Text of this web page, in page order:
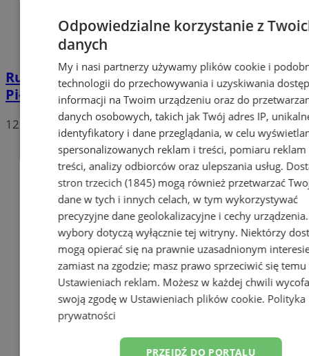
Ruch Chorzów ma nowego napastnika.
Piłkarza wypożyczono ze Ślęzy Wrocław
12 stycznia 2022, 18:18
Odpowiedzialne korzystanie z
danych
My i nasi partnerzy używamy plików cookie i
technologii do przechowywania i uzyskiwania
informacji na Twoim urządzeniu oraz do
danych osobowych, takich jak Twój adres IP,
identyfikatory i dane przeglądania, w celu
spersonalizowanych reklam i treści, pomiaru reklam
treści, analizy odbiorców oraz ulepszania usług.
stron trzecich (1845)mogą również przetwarzać
dane w tych i innych celach, w tym wykorzystywać
precyzyjne dane geolokalizacyjne i cechy
wybory dotyczą wyłącznie tej witryny. Niektórzy
mogą opierać się na prawnie uzasadnionym
zamiast na zgodzie; masz prawo sprzeciwić się temu
Ustawieniach reklam. Możesz w każdej chwili
swoją zgodę w Ustawieniach plików cookie. Polityka
prywatności
PRZEJDŹ DO PORTALU